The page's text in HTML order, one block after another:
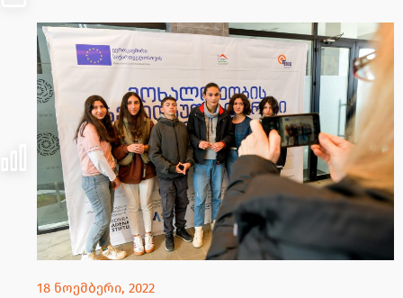
18 ნოემბერი, 2022